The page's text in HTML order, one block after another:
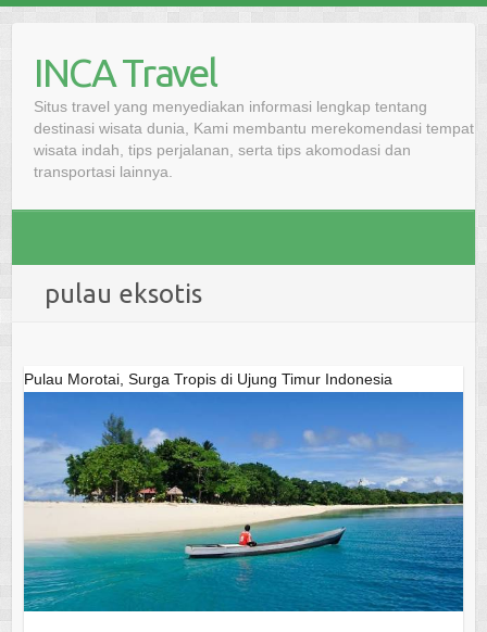
contentINCA Travel
Situs travel yang menyediakan informasi lengkap tentang
destinasi wisata dunia, Kami membantu merekomendasi tempat
wisata indah, tips perjalanan, serta tips akomodasi dan
transportasi lainnya.
pulau eksotis
Pulau Morotai, Surga Tropis di Ujung Timur Indonesia